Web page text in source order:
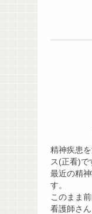
精神疾患
ス(正看)で
最近の精
す。
このまま
看護師さ